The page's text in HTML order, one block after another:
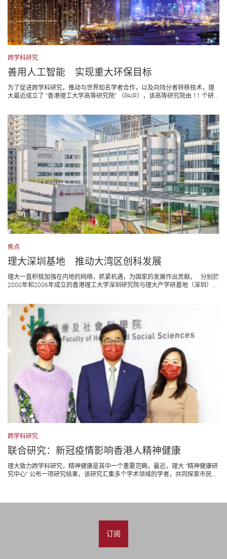
跨学科研究
善用人工智能 实现重大环保目标
为了促进跨学科研究，推动与世界知名学者合作，以及向持分者转移技术，理
大最近成立了 “香港理工大学高等研究院” （PAIR），该高等研究院由 11 个研...
焦点
理大深圳基地 推动大湾区创科发展
理大一直积极加强在内地的网络，抓紧机遇，为国家的发展作出贡献。 分别於
2000年和2006年成立的香港理工大学深圳研究院与理大产学研基地（深圳）...
跨学科研究
联合研究：新冠疫情影响香港人精神健康
理大致力跨学科研究，精神健康是其中一个重要范畴。最近，理大 “精神健康研
究中心” 公布一项研究结果，该研究汇集多个学术领域的学者，共同探索市民...
订阅